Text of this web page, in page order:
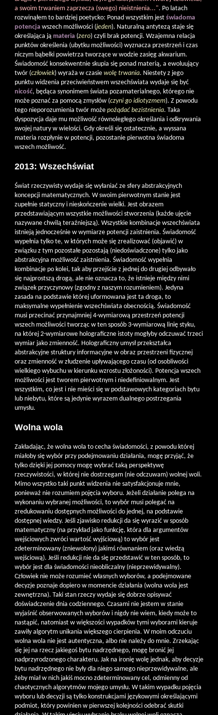
a swoim trwaniem zaprzecza (swego) nieistnienia...". Po latach
rozwinąłem to bardziej poetycko: Ponad wszystkim jest świadoma
potencja wszech możliwości (jeden). Naturalną antytezą staje się
określająca ją materia (zero) czyli brak potencji. Wzajemna relacja
punktów określenia (ubytku możliwości) wyznacza przestrzeń i czas
niczym bąbelki powietrza tworzące w wodzie zasięg akwarium.
Świadomość konsekwentnie skupia się ponad materią, a ewoluujący
twór (człowiek) wyraża w czasie wolę trwania. Niestety z jego
punktu widzenia przeciwieństwem wszechświata wydaje się być
nicość, będąca synonimem świata pozamaterialnego, którego nie
może poznać za pomocą zmysłów (czyni go idiotyzmem). Z powodu
tego nieporozumienia twór może pożądać bezistnienia. Taka
dyspozycja daje mu możliwość równoległego określania i odkrywania
swojej natury w wielości. Gdy określi się ostatecznie, a wyssana
materia rozpłynie w potencji, pozostanie pierwotna świadoma
wszech możliwość.
2013: Wszechświat
Świat rzeczywisty wydaje się wyłaniać ze sfery abstrakcyjnych
koncepcji matematycznych. W swoim pierwotnym stanie jest
zupełnie statyczny i nieskończenie wielki. Jest obrazem
przedstawiającym wszystkie możliwości stworzenia (każde ujęcie
nazywane chwilą teraźniejszą). Wszystkie kombinacje wszechświata
istnieją jednocześnie w wymiarze potencji zaistnienia. Świadomość
wypełnia tylko te, w których może się zrealizować (objawić) w
związku z tym pozostałe pozostają (niedoświadczone) tylko jako
abstrakcyjna możliwość zaistnienia. Świadomość wypełnia
kombinacje po kolei, tak aby przejście z jednej do drugiej odbywało
się najprostszą drogą, ale nie oznacza to, że istnieje między nimi
związek przyczynowy (zgodny z naszym rozumieniem). Jedyna
zasada na podstawie której uformowana jest ta droga, to
maksymalne wypełnienie wszechświata obecnością. Świadomość
musi przecinać przynajmniej 4-wymiarową przestrzeń potencji
wszech możliwości tworząc w ten sposób 3-wymiarową linię styku,
na której 2-wymiarowe holograficzne istoty mogłyby odczuwać trzeci
wymiar jako zmienność. Holograficzny umysł przekształca
abstrakcyjne struktury informacyjne w obraz przestrzeni fizycznej
oraz zmienność w złudzenie upływającego czasu (od osobliwości
wielkiego wybuchu w kierunku wzrostu złożoności). Potencja wszech
możliwości jest tworem pierwotnym i niedefiniowalnym. Jest
wszystkim, co jest i nie mieści się w podstawowych kategoriach bytu
lub niebytu, które są jedynie wyrazem dualnego postrzegania
umysłu.
Wolna wola
Zakładając, że wolna wola to cecha świadomości, z powodu której
miałoby się wybór przy podejmowaniu działania, mogę przyjąć, że
tylko dzięki jej pomocy mogę wybrać taką perspektywę
rzeczywistości, w której nie dostrzegam (nie odczuwam) wolnej woli.
Mimo wszystko taki punkt widzenia nie satysfakcjonuje mnie,
ponieważ nie rozumiem pojęcia wyboru. Jeżeli działanie polega na
wykonaniu wybranej możliwości, to wybór musi polegać na
zredukowaniu dostępnych możliwości do jednej, na podstawie
dostępnej wiedzy. Jeśli zjawisko redukcji da się wyrazić w sposób
matematyczny (na przykład jako funkcję, która dla argumentów
wejściowych zwróci wartość wyjściową) to wybór jest
zdeterminowany (zniewolony) jakimś równaniem (oraz wiedzą
wejściową). Jeśli redukcji nie da się przedstawić w ten sposób, to
wybór jest dla świadomości nieobliczalny (nieprzewidywalny).
Człowiek nie może rozumieć własnych wyborów, a podejmowane
decyzje poznaje dopiero w momencie działania (wolna wola jest
zewnętrzna). Taki stan rzeczy wydaje się dobrze opisywać
doświadczenie dnia codziennego. Czasami nie jestem w stanie
wyjaśnić obserwowanych wyborów i nigdy nie wiem, kiedy może to
nastąpić, natomiast w większości wypadków tymi wyborami kieruje
zawiły algorytm unikania większego cierpienia. W moim odczuciu
wolna wola nie jest autentyczna, albo nie należy do mnie. Zrzekając
się jej na rzecz jakiegoś bytu nadrzędnego, mogę bronić jej
nadprzyrodzonego charakteru. Jak na ironię wolę jednak, aby decyzje
bytu nadrzędnego nie były dla niego samego nieprzewidywalne, ale
żeby miał w nich jakiś mocno zdeterminowany cel, odmienny od
chaotycznych algorytmów mojego umysłu. W takim wypadku pojęcia
wyboru lub decyzji są tylko konstrukcjami językowymi określającymi
podmiot, który powinien w pierwszej kolejności odebrać skutki